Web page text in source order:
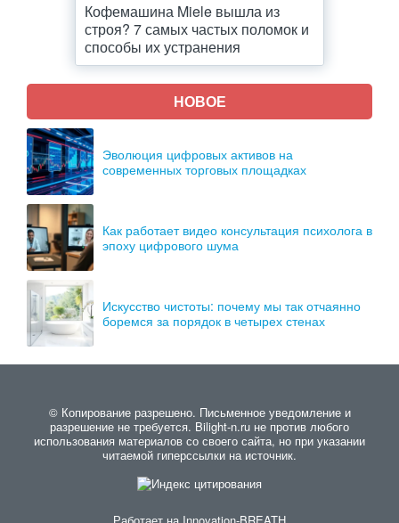
Кофемашина Miele вышла из
строя? 7 самых частых поломок и
способы их устранения
НОВОЕ
Эволюция цифровых активов на
современных торговых площадках
Как работает видео консультация психолога в
эпоху цифрового шума
Искусство чистоты: почему мы так отчаянно
боремся за порядок в четырех стенах
© Копирование разрешено. Письменное уведомление и
разрешение не требуется. Bilight-n.ru не против любого
использования материалов со своего сайта, но при указании
читаемой гиперссылки на источник.